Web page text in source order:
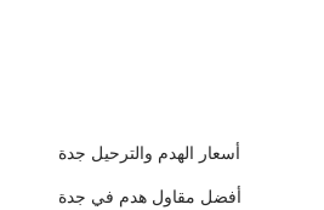
أسعار الهدم والترحيل جدة
أفضل مقاول هدم في جدة